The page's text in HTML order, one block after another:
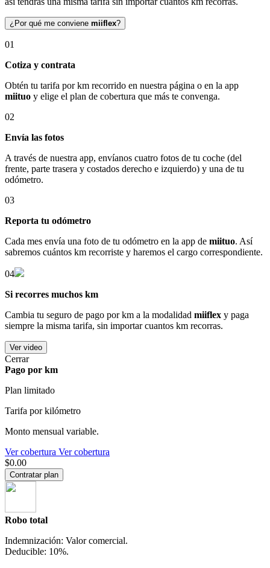
¿Por qué me conviene miiflex?
01
Cotiza y contrata
Obtén tu tarifa por km recorrido en nuestra página o en la app
miituo y elige el plan de cobertura que más te convenga.
02
Envía las fotos
A través de nuestra app, envíanos cuatro fotos de tu coche (del
frente, parte trasera y costados derecho e izquierdo) y una de tu
odómetro.
03
Reporta tu odómetro
Cada mes envía una foto de tu odómetro en la app de miituo. Así
sabremos cuántos km recorriste y haremos el cargo correspondiente.
04
Si recorres muchos km
Cambia tu seguro de pago por km a la modalidad miiflex y paga
siempre la misma tarifa, sin importar cuantos km recorras.
Ver video
Cerrar
Pago por km
Plan limitado
Tarifa por kilómetro
Monto mensual variable.
Ver cobertura Ver cobertura
$0.00
Contratar plan
Robo total
Indemnización: Valor comercial.
Deducible: 10%.